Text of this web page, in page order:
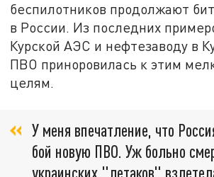
беспилотников продолжают
в России. Из последних
Курской АЭС и нефтезаводу в
ПВО приноровилась к этим
целям.
У меня впечатление, что
бой новую ПВО. Уж больно
украинских "летаков"